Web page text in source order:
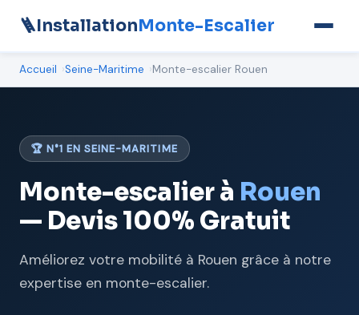
🪜InstallationMonte-Escalier
Accueil Seine-Maritime Monte-escalier Rouen
🏆 N°1 EN SEINE-MARITIME
Monte-escalier à Rouen
— Devis 100% Gratuit
Améliorez votre mobilité à Rouen grâce à notre
expertise en monte-escalier.